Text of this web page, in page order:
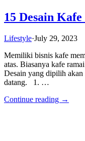
15 Desain
Lifestyle·July 29, 2023
Memiliki bisnis kafe
atas. Biasanya kafe
Desain yang dipilih akan
datang. 1. …
Continue reading →